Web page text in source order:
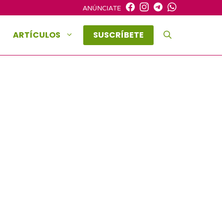
ANÚNCIATE
ARTÍCULOS SUSCRÍBETE